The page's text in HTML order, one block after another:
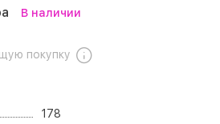
В наличии
покупку
178